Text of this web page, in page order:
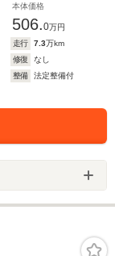
本体価格
506.0万円
走行 7.3万km
修復
なし
整備
法定整備付